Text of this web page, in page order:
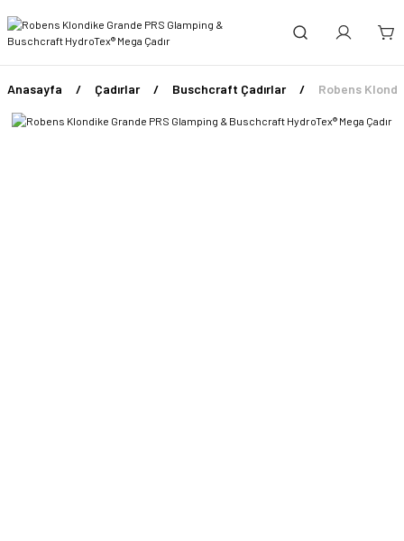
Anasayfa Çadırlar Buschcraft Çadırlar Robens